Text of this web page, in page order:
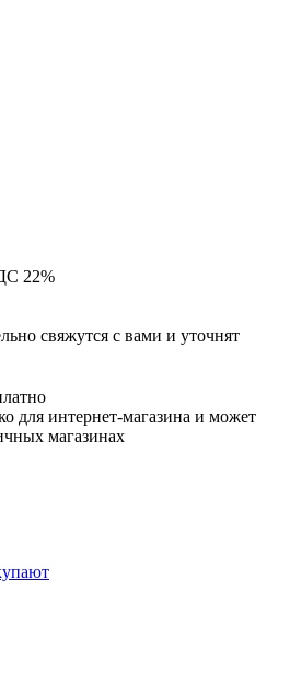
22%
свяжутся с вами и уточнят
для интернет-магазина и может
магазинах